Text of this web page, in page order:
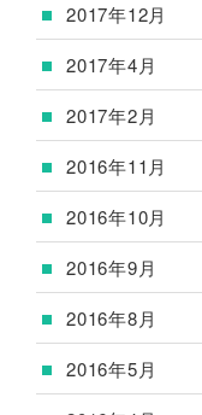
2017年12月
2017年4月
2017年2月
2016年11月
2016年10月
2016年9月
2016年8月
2016年5月